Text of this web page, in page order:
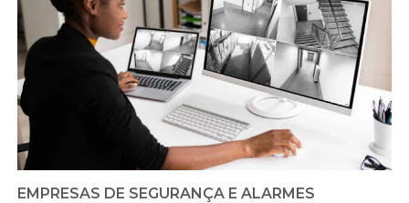
EMPRESAS DE SEGURANÇA E ALARMES